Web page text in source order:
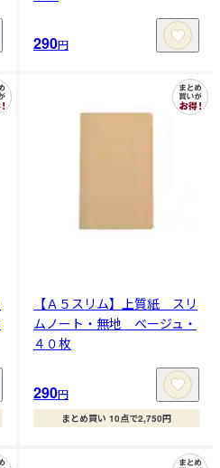
290円
【Ａ５スリム】上質紙 スリ
ムノート・無地 ベージュ・
４０枚
290円
まとめ買い 10点で2,750円